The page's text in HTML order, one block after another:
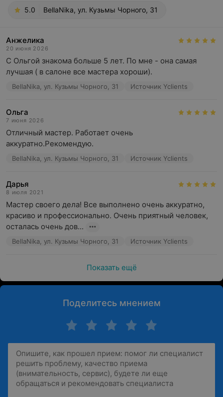
5.0 BellaNika, ул. Кузьмы Чорного, 31
Анжелика
20 июня 2026
С Ольгой знакома больше 5 лет. По мне - она самая
лучшая ( в салоне все мастера хороши).
BellaNika, ул. Кузьмы Чорного, 31 Источник Yclients
Ольга
7 июня 2026
Отличный мастер. Работает очень
аккуратно.Рекомендую.
BellaNika, ул. Кузьмы Чорного, 31 Источник Yclients
Дарья
8 июля 2021
Мастер своего дела! Все выполнено очень аккуратно,
красиво и профессионально. Очень приятный человек,
осталась очень дов...
BellaNika, ул. Кузьмы Чорного, 31 Источник Yclients
Показать ещё
Поделитесь мнением